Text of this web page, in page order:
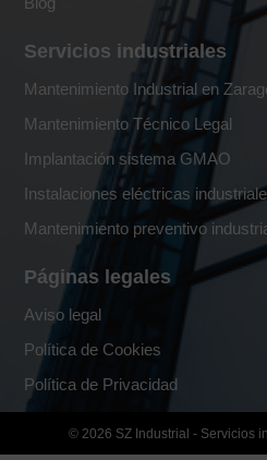
Servicios industriales
Mantenimiento Industrial en
Mantenimiento Técnico Legal
Implantación sistema GMAO
Instalaciones eléctricas
Mantenimiento preventivo
Páginas legales
Aviso legal
Política de Cookies
Política de Privacidad
© 2026 SZ Industrial - Servicios